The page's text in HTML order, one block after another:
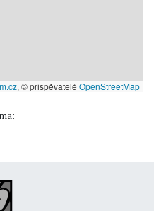
, © přispěvatelé OpenStreetMap